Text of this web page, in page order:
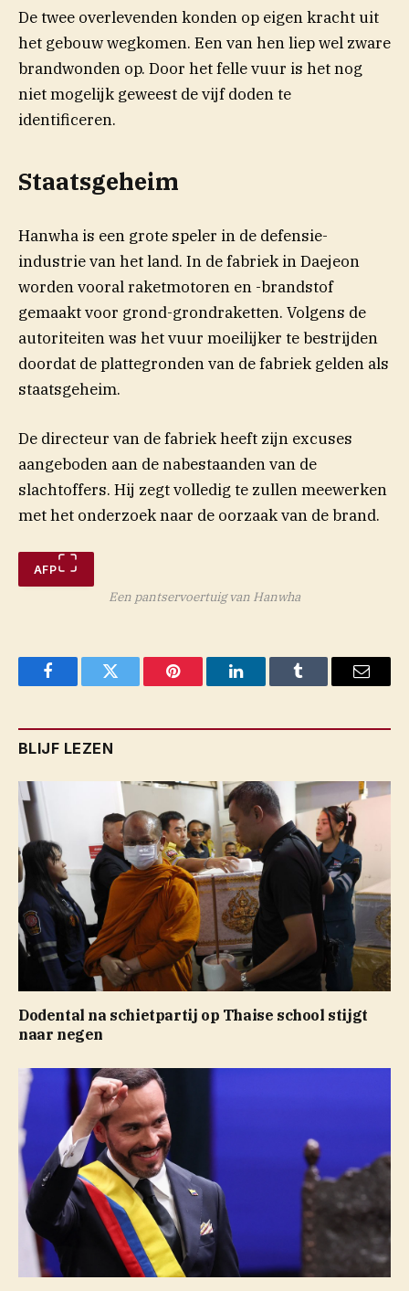
De twee overlevenden konden op eigen kracht uit
het gebouw wegkomen. Een van hen liep wel zware
brandwonden op. Door het felle vuur is het nog
niet mogelijk geweest de vijf doden te
identificeren.
Staatsgeheim
Hanwha is een grote speler in de defensie-
industrie van het land. In de fabriek in Daejeon
worden vooral raketmotoren en -brandstof
gemaakt voor grond-grondraketten. Volgens de
autoriteiten was het vuur moeilijker te bestrijden
doordat de plattegronden van de fabriek gelden als
staatsgeheim.
De directeur van de fabriek heeft zijn excuses
aangeboden aan de nabestaanden van de
slachtoffers. Hij zegt volledig te zullen meewerken
met het onderzoek naar de oorzaak van de brand.
AFP
Een pantservoertuig van Hanwha
FacebookTwitter Pinterest LinkedInTumblr Email
BLIJF LEZEN
Dodental na schietpartij op Thaise school stijgt
naar negen